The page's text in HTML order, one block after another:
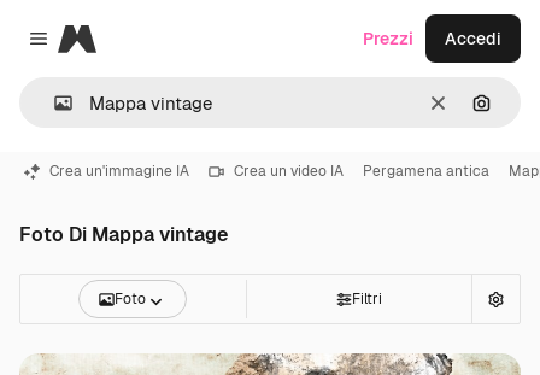
Close menu
Magnific
CancellaCerca
Prezzi Accedi
Crea un'immagine IA Crea un video IA Pergamena antica
Foto Di Mappa vintage
Foto Filtri